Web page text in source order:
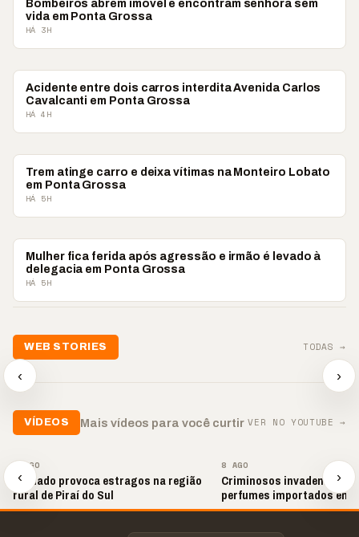
Bombeiros abrem imóvel e encontram senhora sem
vida em Ponta Grossa
HÁ 3H
POLICIAL
Acidente entre dois carros interdita Avenida Carlos
Cavalcanti em Ponta Grossa
HÁ 4H
POLICIAL
Trem atinge carro e deixa vítimas na Monteiro Lobato
em Ponta Grossa
HÁ 5H
POLICIAL
Mulher fica ferida após agressão e irmão é levado à
delegacia em Ponta Grossa
HÁ 5H
WEB STORIES TODAS →
‹
📢💜 Agosto Lilás
reforça combate à
violência contra a
mulher
📢 Noite
chega
oração
›
VÍDEOS Mais vídeos para você curtir VER NO YOUTUBE →
‹
8 AGO
Tornado provoca estragos na região
rural de Piraí do Sul
8 AGO
Criminosos invadem loja
perfumes importados em
›